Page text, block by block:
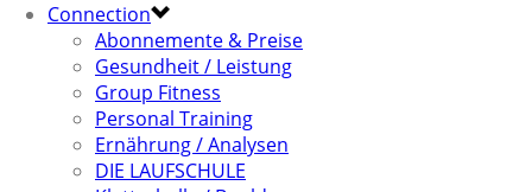
Connection
Abonnemente & Preise
Gesundheit / Leistung
Group Fitness
Personal Training
Ernährung / Analysen
DIE LAUFSCHULE